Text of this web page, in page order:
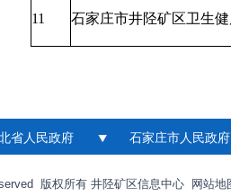
11 石家庄市井陉矿区卫生